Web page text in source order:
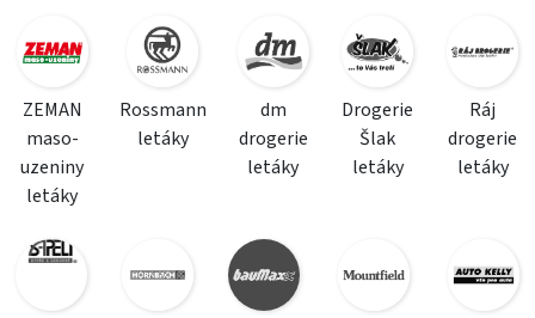
ZEMAN
maso-
uzeniny
letáky
Rossmann
letáky
dm
drogerie
letáky
Drogerie
Šlak
letáky
Ráj
drogerie
letáky